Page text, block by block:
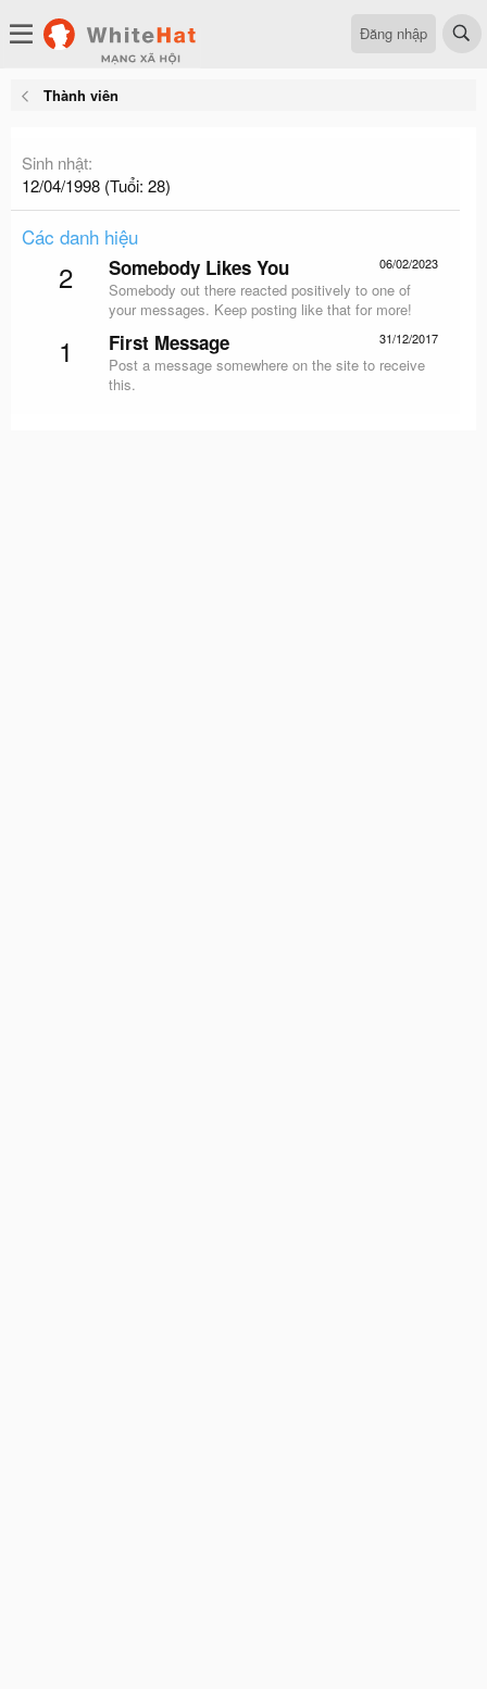
Đăng nhập
Thành viên
Sinh nhật
12/04/1998 (Tuổi: 28)
Các danh hiệu
2 06/02/2023
Somebody Likes You
Somebody out there reacted positively to one of
your messages. Keep posting like that for more!
1 31/12/2017
First Message
Post a message somewhere on the site to receive
this.